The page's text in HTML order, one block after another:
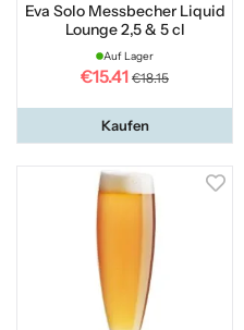
Eva Solo Messbecher Liquid
Lounge 2,5 & 5 cl
Auf Lager
€15.41 €18.15
Kaufen